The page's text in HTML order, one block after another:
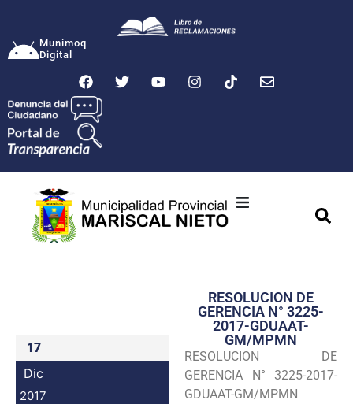
Munimoq
Digital
Transparencia
Seguridad
Programas
17
Dic
2017
RESOLUCION DE
GERENCIA N° 3225-
2017-GDUAAT-
GM/MPMN
RESOLUCION DE
GERENCIA N° 3225-2017-
GDUAAT-GM/MPMN